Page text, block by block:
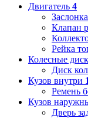
Двигатель 4
Клапан
Рейка
Колесные
Диск
Кузов внутри 1
Ремень
Кузов
Дверь